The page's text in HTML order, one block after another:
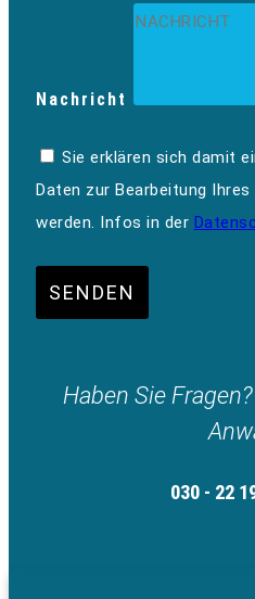
Nachricht
Sie erklären sich damit
Daten zur Bearbeitung
werden. Infos in der
SENDEN
Haben Sie
030 - 22